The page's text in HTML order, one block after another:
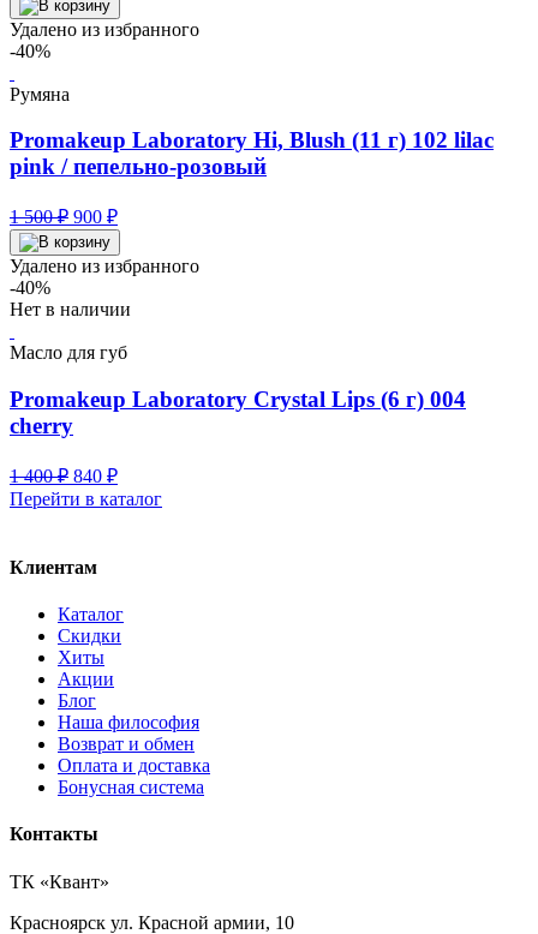
составляла
1
720 ₽.
Удалено из избранного
-40%
Румяна
Promakeup Laboratory Hi, Blush (11 г) 102 lilac
pink / пепельно-розовый
1 500₽ Первоначальная
цена
составляла
1
500 ₽.
900 ₽Текущая
цена:
900 ₽.
Удалено из избранного
-40%
Нет в наличии
Масло для губ
Promakeup Laboratory Crystal Lips (6 г) 004
cherry
1 400₽ Первоначальная
цена
составляла
400 ₽.
840 ₽Текущая
цена:
Перейти в каталог
Клиентам
Каталог
Скидки
Хиты
Акции
Блог
Наша философия
Возврат и обмен
Оплата и доставка
Бонусная система
Контакты
ТК «Квант»
Красноярск ул. Красной армии, 10